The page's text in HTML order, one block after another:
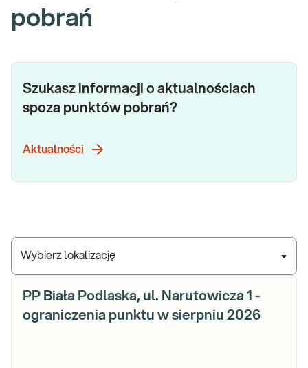
pobrań
Wybierz lokalizację
Szukasz informacji o aktualnościach
spoza punktów pobrań?
Aktualności
PP Biała Podlaska, ul. Narutowicza 1 -
ograniczenia punktu w sierpniu 2026